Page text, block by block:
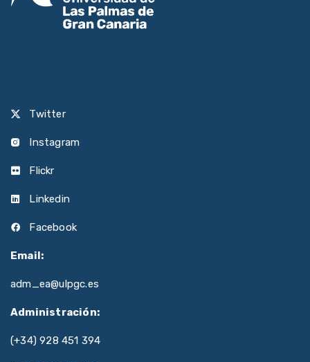
Twitter
Instagram
Flickr
Linkedin
Facebook
Email:
adm_ea@ulpgc.es
Administración:
(+34) 928 451 394